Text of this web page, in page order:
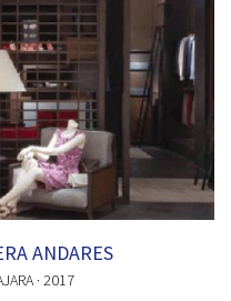
ANDARES
· 2017